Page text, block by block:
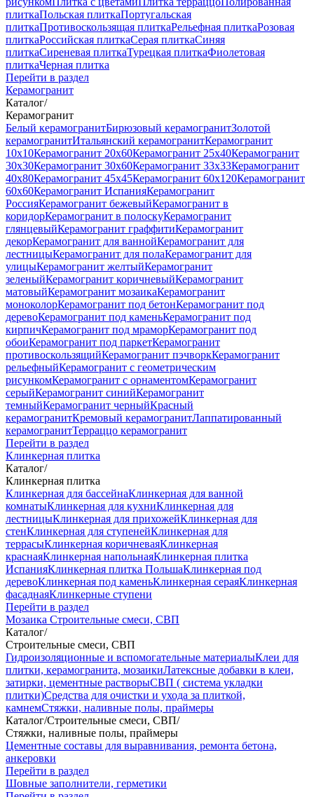
плиткаПольская плиткаПортугальская
плиткаПротивоскользящая плиткаРельефная плиткаРозовая
плиткаРоссийская плиткаСерая плиткаСиняя
плиткаСиреневая плиткаТурецкая плиткаФиолетовая
плиткаЧерная плитка
Перейти в раздел
Керамогранит
Каталог/
Керамогранит
Белый керамогранитБирюзовый керамогранитЗолотой
керамогранитИтальянский керамогранитКерамогранит
10x10Керамогранит 20x60Керамогранит 25x40Керамогранит
30x30Керамогранит 30x60Керамогранит 33x33Керамогранит
40x80Керамогранит 45x45Керамогранит 60x120Керамогранит
60x60Керамогранит ИспанияКерамогранит
РоссияКерамогранит бежевыйКерамогранит в
коридорКерамогранит в полоскуКерамогранит
глянцевыйКерамогранит граффитиКерамогранит
декорКерамогранит для ваннойКерамогранит для
лестницыКерамогранит для полаКерамогранит для
улицыКерамогранит желтыйКерамогранит
зеленыйКерамогранит коричневыйКерамогранит
матовыйКерамогранит мозаикаКерамогранит
моноколорКерамогранит под бетонКерамогранит под
деревоКерамогранит под каменьКерамогранит под
кирпичКерамогранит под мраморКерамогранит под
обоиКерамогранит под паркетКерамогранит
противоскользящийКерамогранит пэчворкКерамогранит
рельефныйКерамогранит с геометрическим
рисункомКерамогранит с орнаментомКерамогранит
серыйКерамогранит синийКерамогранит
темныйКерамогранит черныйКрасный
керамогранитКремовый керамогранитЛаппатированный
керамогранитТерраццо керамогранит
Перейти в раздел
Клинкерная плитка
Каталог/
Клинкерная плитка
Клинкерная для бассейнаКлинкерная для ванной
комнатыКлинкерная для кухниКлинкерная для
лестницыКлинкерная для прихожейКлинкерная для
стенКлинкерная для ступенейКлинкерная для
террасыКлинкерная коричневаяКлинкерная
краснаяКлинкерная напольнаяКлинкерная плитка
ИспанияКлинкерная плитка ПольшаКлинкерная под
деревоКлинкерная под каменьКлинкерная сераяКлинкерная
фасаднаяКлинкерные ступени
Перейти в раздел
Мозаика Строительные смеси, СВП
Каталог/
Строительные смеси, СВП
Гидроизоляционные и вспомогательные материалыКлеи для
плитки, керамогранита, мозаикиЛатексные добавки в клеи,
затирки, цементные растворыСВП ( система укладки
плитки)Средства для очистки и ухода за плиткой,
камнемСтяжки, наливные полы, праймеры
Каталог/Строительные смеси, СВП/
Стяжки, наливные полы, праймеры
Цементные составы для выравнивания, ремонта бетона,
анкеровки
Перейти в раздел
Шовные заполнители, герметики